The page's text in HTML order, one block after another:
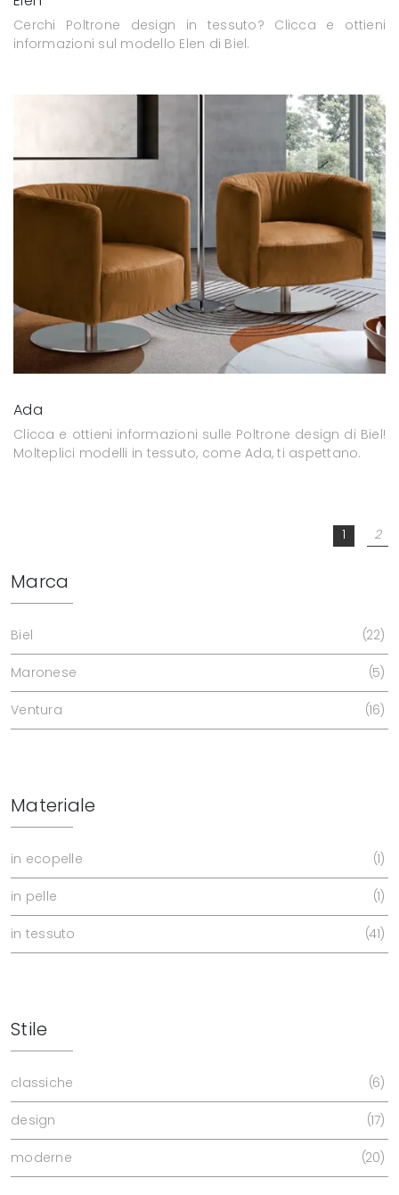
Cerchi Poltrone design in tessuto? Clicca e ottieni
informazioni sul modello Elen di Biel.
Ada
Clicca e ottieni informazioni sulle Poltrone design di Biel!
Molteplici modelli in tessuto, come Ada, ti aspettano.
1 2
Marca
Biel 22
Maronese 5
Ventura 16
Materiale
in ecopelle 1
in pelle 1
in tessuto 41
Stile
classiche 6
design 17
moderne 20